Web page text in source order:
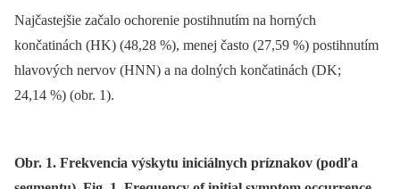
Najčastejšie začalo ochorenie postihnutím na horných
končatinách (HK) (48,28 %), menej často (27,59 %) postihnutím
hlavových nervov (HNN) a na dolných končatinách (DK;
24,14 %) (obr. 1).
Obr. 1. Frekvencia výskytu iniciálnych príznakov (podľa